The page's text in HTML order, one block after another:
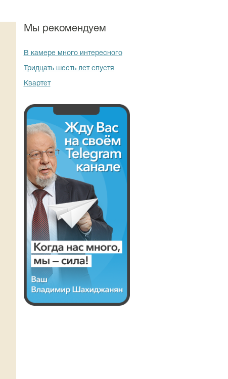
Мы рекомендуем
В камере много интересного
Тридцать шесть лет спустя
Квартет